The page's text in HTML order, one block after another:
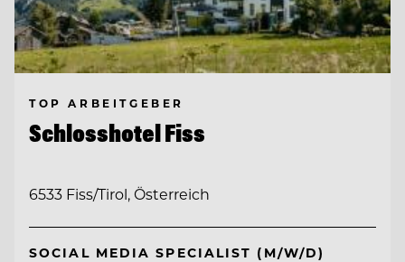
TOP ARBEITGEBER
Schlosshotel Fiss
6533 Fiss/Tirol, Österreich
SOCIAL MEDIA SPECIALIST (M/W/D)